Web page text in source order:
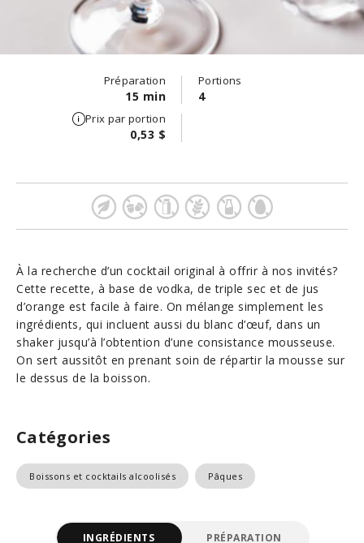
Préparation
15 min
Portions
4
Prix par portion
0,53 $
À la recherche d’un cocktail original à offrir à nos invités?
Cette recette, à base de vodka, de triple sec et de jus
d’orange est facile à faire. On mélange simplement les
ingrédients, qui incluent aussi du blanc d’œuf, dans un
shaker jusqu’à l’obtention d’une consistance mousseuse.
On sert aussitôt en prenant soin de répartir la mousse sur
le dessus de la boisson.
Catégories
Boissons et cocktails alcoolisés Pâques
INGRÉDIENTS PRÉPARATION